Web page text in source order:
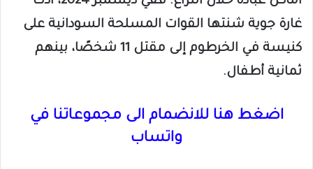
غارة جوية شنتها القوات المسلحة السودانية على
كنيسة في الخرطوم إلى مقتل 11 شخصًا، بينهم
ثمانية أطفال.
اضغط هنا للانضمام الى مجموعاتنا في
واتساب